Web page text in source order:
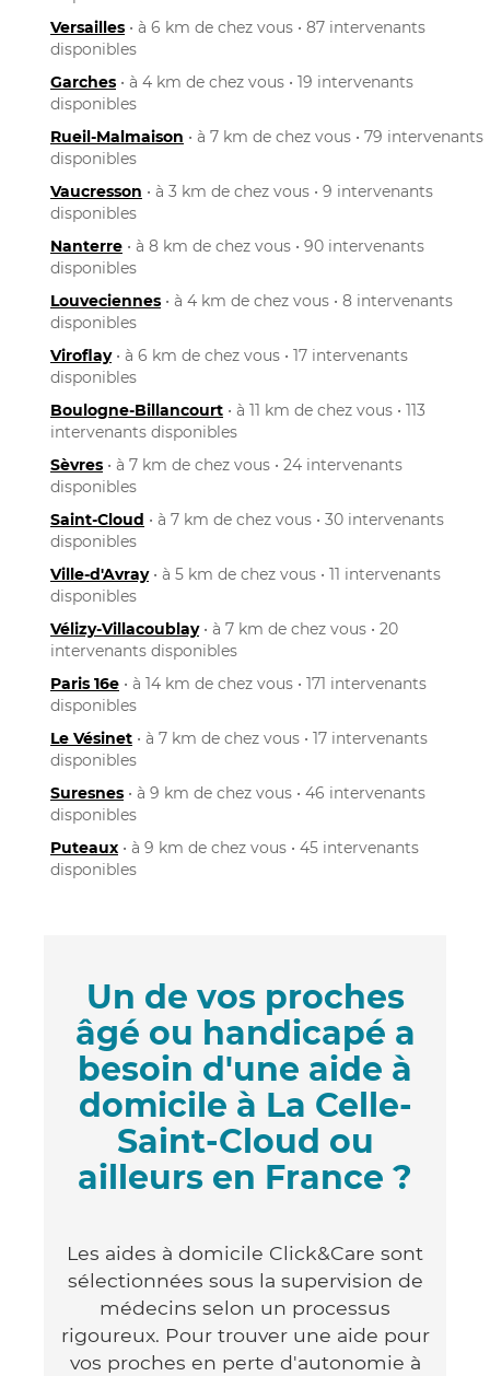
Versailles • à 6 km de chez vous • 87 intervenants
disponibles
Garches • à 4 km de chez vous • 19 intervenants
disponibles
Rueil-Malmaison • à 7 km de chez vous • 79 intervenants
disponibles
Vaucresson • à 3 km de chez vous • 9 intervenants
disponibles
Nanterre • à 8 km de chez vous • 90 intervenants
disponibles
Louveciennes • à 4 km de chez vous • 8 intervenants
disponibles
Viroflay• à 6 km de chez vous • 17 intervenants
disponibles
Boulogne-Billancourt • à 11 km de chez vous • 113
intervenants disponibles
Sèvres • à 7 km de chez vous • 24 intervenants
disponibles
Saint-Cloud • à 7 km de chez vous • 30 intervenants
disponibles
Ville-d'Avray• à 5 km de chez vous • 11 intervenants
disponibles
Vélizy-Villacoublay• à 7 km de chez vous • 20
intervenants disponibles
Paris 16e • à 14 km de chez vous • 171 intervenants
disponibles
Le Vésinet • à 7 km de chez vous • 17 intervenants
disponibles
Suresnes • à 9 km de chez vous • 46 intervenants
disponibles
Puteaux • à 9 km de chez vous • 45 intervenants
disponibles
Un de vos proches
âgé ou handicapé a
besoin d'une aide à
domicile à La Celle-
Saint-Cloud ou
ailleurs en France ?
Les aides à domicile Click&Care sont
sélectionnées sous la supervision de
médecins selon un processus
rigoureux. Pour trouver une aide pour
vos proches en perte d'autonomie à